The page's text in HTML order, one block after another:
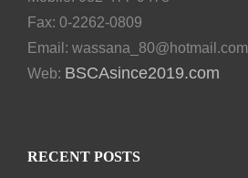
RECENT POSTS
Fax: 0-2262-0809
Email: wassana_80@hotmail.com
Web: BSCAsince2019.com